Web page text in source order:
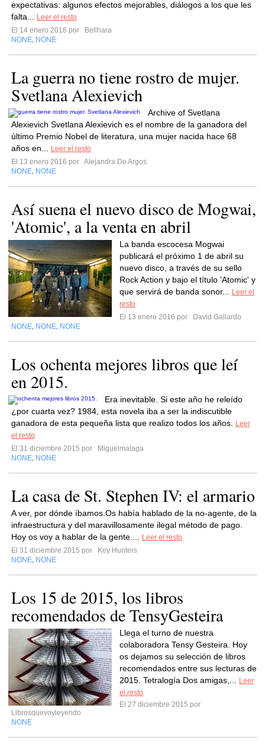
expectativas: algunos efectos mejorables, diálogos a los que les
falta...
Leer el resto
El 14 enero 2016 por
Bellhara
NONE NONE
La guerra no tiene rostro de mujer.
Svetlana Alexievich
Archive of Svetlana
Alexievich Svetlana Alexievich es el nombre de la ganadora del
último Premio Nobel de literatura, una mujer nacida hace 68
años en...
Leer el resto
El 13 enero 2016 por Alejandra De Argos
NONE NONE
Así suena el nuevo disco de Mogwai,
'Atomic', a la venta en abril
La banda escocesa Mogwai
publicará el próximo 1 de abril su
nuevo disco, a través de su sello
Rock Action y bajo el título 'Atomic' y
que servirá de banda sonor...
Leer el
resto
El 13 enero 2016 por
David Gallardo
NONE NONE NONE
Los ochenta mejores libros que leí
en 2015.
Era inevitable. Si este año he releído
¿por cuarta vez? 1984, esta novela iba a ser la indiscutible
ganadora de esta pequeña lista que realizo todos los años.
Leer
el resto
El 31 diciembre 2015 por
Miguelmalaga
NONE NONE
La casa de St. Stephen IV: el armario
A ver, por dónde íbamos.Os había hablado de la no-agente, de la
infraestructura y del maravillosamente ilegal método de pago.
Hoy os voy a hablar de la gente....
Leer el resto
El 31 diciembre 2015 por
Key Hunters
NONE NONE
Los 15 de 2015, los libros
recomendados de TensyGesteira
Llega el turno de nuestra
colaboradora Tensy Gesteira. Hoy
os dejamos su selección de libros
recomendados entre sus lecturas de
2015. Tetralogía Dos amigas,...
Leer
el resto
El 27 diciembre 2015 por
Librosquevoyleyendo
NONE